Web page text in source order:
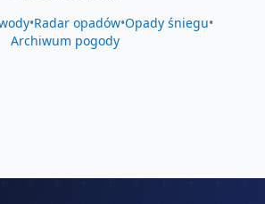
•Radar opadów•Opady śniegu•
Archiwum pogody